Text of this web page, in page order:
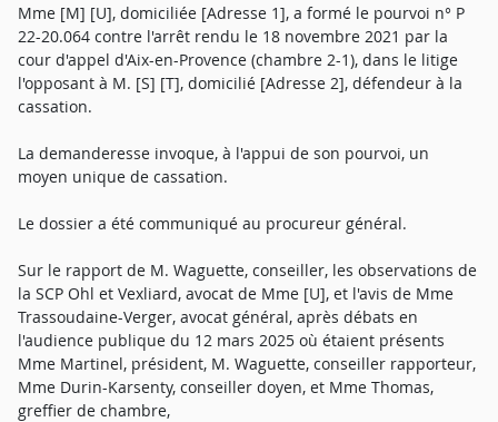
Mme [M] [U], domiciliée [Adresse 1], a formé le pourvoi n° P
22-20.064 contre l'arrêt rendu le 18 novembre 2021 par la
cour d'appel d'Aix-en-Provence (chambre 2-1), dans le litige
l'opposant à M. [S] [T], domicilié [Adresse 2], défendeur à la
cassation.
La demanderesse invoque, à l'appui de son pourvoi, un
moyen unique de cassation.
Le dossier a été communiqué au procureur général.
Sur le rapport de M. Waguette, conseiller, les observations de
la SCP Ohl et Vexliard, avocat de Mme [U], et l'avis de Mme
Trassoudaine-Verger, avocat général, après débats en
l'audience publique du 12 mars 2025 où étaient présents
Mme Martinel, président, M. Waguette, conseiller rapporteur,
Mme Durin-Karsenty, conseiller doyen, et Mme Thomas,
greffier de chambre,